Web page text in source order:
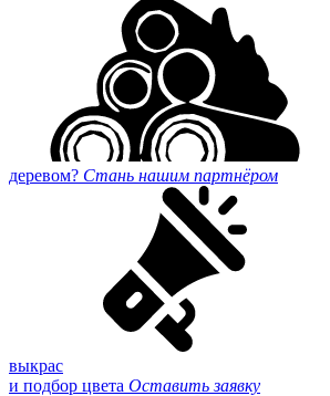
деревом? Стань нашим партнёром
выкрас
и подбор цвета Оставить заявку